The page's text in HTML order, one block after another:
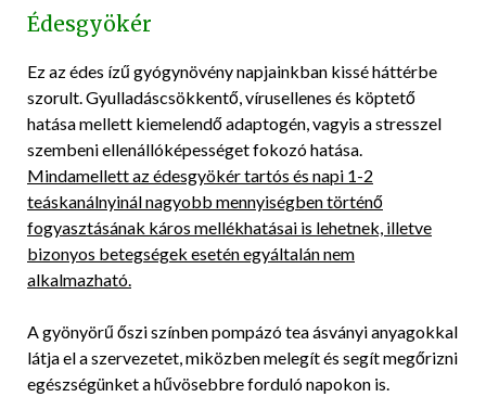
Édesgyökér
Ez az édes ízű gyógynövény napjainkban kissé háttérbe
szorult. Gyulladáscsökkentő, vírusellenes és köptető
hatása mellett kiemelendő adaptogén, vagyis a stresszel
szembeni ellenállóképességet fokozó hatása.
Mindamellett az édesgyökér tartós és napi 1-2
teáskanálnyinál nagyobb mennyiségben történő
fogyasztásának káros mellékhatásai is lehetnek, illetve
bizonyos betegségek esetén egyáltalán nem
alkalmazható.
A gyönyörű őszi színben pompázó tea ásványi anyagokkal
látja el a szervezetet, miközben melegít és segít megőrizni
egészségünket a hűvösebbre forduló napokon is.